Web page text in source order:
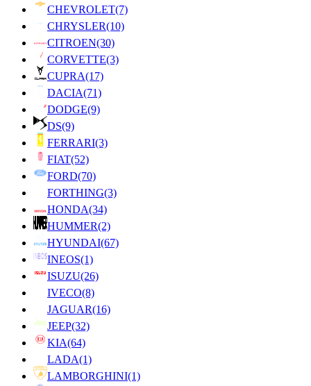
CHEVROLET(7)
CHRYSLER(10)
CITROEN(30)
CORVETTE(3)
CUPRA(17)
DACIA(71)
DODGE(9)
DS(9)
FERRARI(3)
FIAT(52)
FORD(70)
FORTHING(3)
HONDA(34)
HUMMER(2)
HYUNDAI(67)
INEOS(1)
ISUZU(26)
IVECO(8)
JAGUAR(16)
JEEP(32)
KIA(64)
LADA(1)
LAMBORGHINI(1)